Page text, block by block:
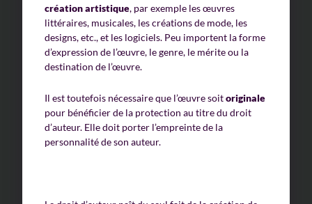
création artistique, par exemple les œuvres
littéraires, musicales, les créations de mode, les
designs, etc., et les logiciels. Peu importent la forme
d’expression de l’œuvre, le genre, le mérite ou la
destination de l’œuvre.
Il est toutefois nécessaire que l’œuvre soitoriginale
pour bénéficier de la protection au titre du droit
d’auteur. Elle doit porter l’empreinte de la
personnalité de son auteur.